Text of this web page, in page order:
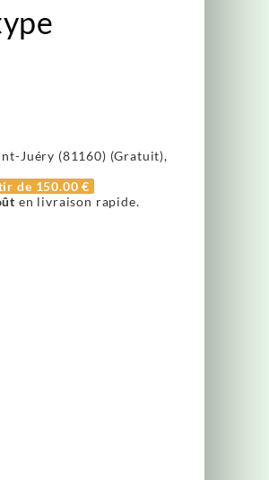
Juéry (81160) (Gratuit),
de 150.00 €
en livraison rapide.